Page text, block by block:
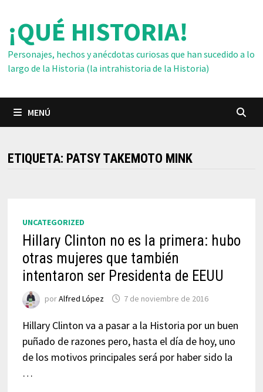
contenido
¡QUÉ HISTORIA!
Personajes, hechos y anécdotas curiosas que han sucedido a lo
largo de la Historia (la intrahistoria de la Historia)
MENÚ
ETIQUETA: PATSY TAKEMOTO MINK
UNCATEGORIZED
Hillary Clinton no es la primera: hubo
otras mujeres que también
intentaron ser Presidenta de EEUU
porAlfred López 7 de noviembre de 2016
Hillary Clinton va a pasar a la Historia por un buen
puñado de razones pero, hasta el día de hoy, uno
de los motivos principales será por haber sido la
…